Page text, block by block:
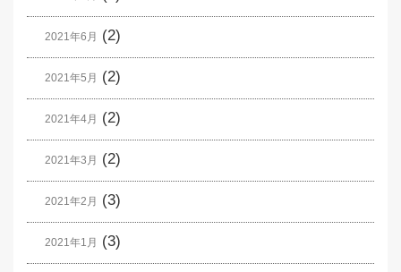
2021年6月 (2)
2021年5月 (2)
2021年4月 (2)
2021年3月 (2)
2021年2月 (3)
2021年1月 (3)